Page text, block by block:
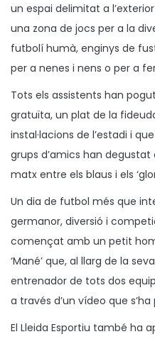
un espai delimitat a
una zona de jocs per a la
futbolí humà, enginys de
per a nenes i nens o per a
Tots els assistents han
gratuïta, un plat de la
instal·lacions de l’estadi i
grups d’amics han degustat
matx entre els blaus i els
Un dia de futbol més que
germanor, diversió i
començat amb un petit
‘Mané’ que, al llarg de la
entrenador de tots dos
a través d’un vídeo que
El Lleida Esportiu també ha